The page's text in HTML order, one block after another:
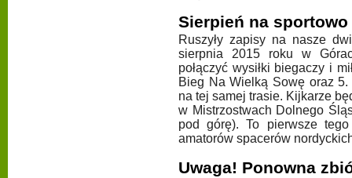
Sierpień na
Ruszyły zapisy na nasze
sierpnia 2015 roku w
połączyć wysiłki biegaczy i
Bieg Na Wielką Sowę oraz
na tej samej trasie. Kijkarze
w Mistrzostwach Dolnego
pod górę). To pierwsze
amatorów spacerów
Uwaga! Ponowna